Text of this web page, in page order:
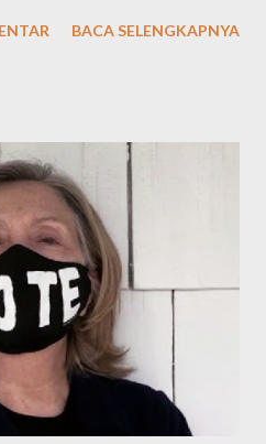
Masih banyak korban jiwa
melihat kembali keindahan
sawah, sungai. Aku
ini tidak akan habis-
di Dunia ini Aku seperti orang
Jakfar Warga Indonesia yang
BACA SELENGKAPNYA